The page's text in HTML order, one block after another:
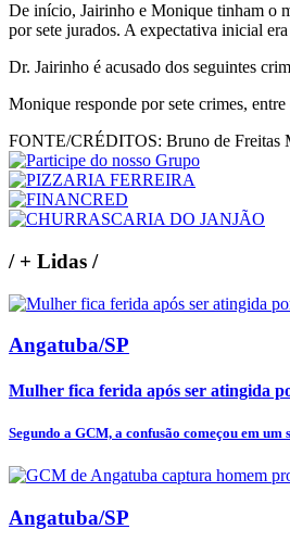
De início, Jairinho e Monique tinham o
por sete jurados. A expectativa inicial
Dr. Jairinho é acusado dos seguintes
Monique responde por sete crimes,
FONTE/CRÉDITOS: Bruno de Freitas
/+ Lidas /
Angatuba/SP
Mulher fica ferida após ser atingida
Segundo a GCM, a confusão começou em
Angatuba/SP